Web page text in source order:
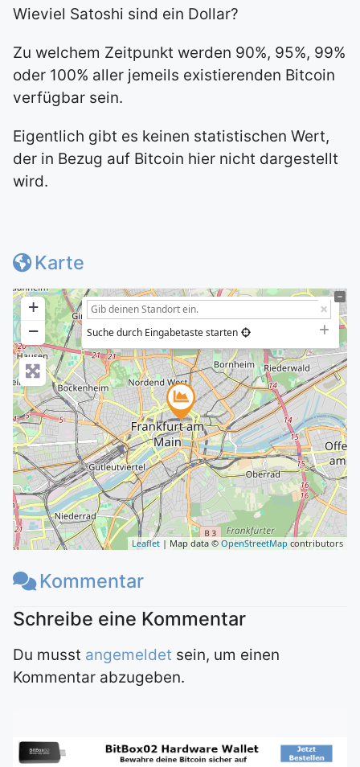
Wieviel Satoshi sind ein Dollar?
Zu welchem Zeitpunkt werden 90%, 95%, 99%
oder 100% aller jemeils existierenden Bitcoin
verfügbar sein.
Eigentlich gibt es keinen statistischen Wert,
der in Bezug auf Bitcoin hier nicht dargestellt
wird.
Karte
+
−
Suche durch Eingabetaste starten
Leaflet | Map data ©OpenStreetMap contributors
Kommentar
Du musst angemeldet sein, um einen
Kommentar abzugeben.